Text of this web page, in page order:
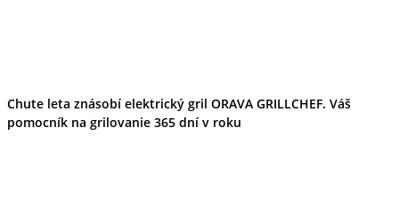
Chute leta znásobí elektrický gril ORAVA GRILLCHEF. Váš
pomocník na grilovanie 365 dní v roku